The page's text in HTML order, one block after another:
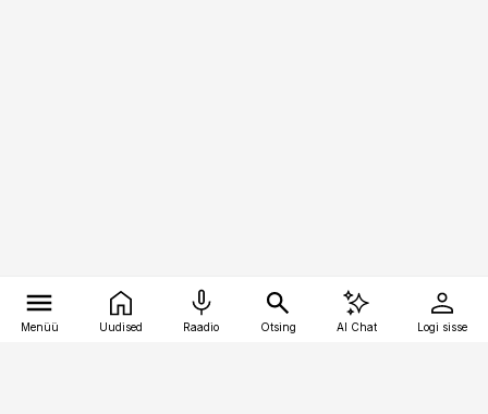
Menüü Uudised Raadio Otsing AI Chat Logi sisse